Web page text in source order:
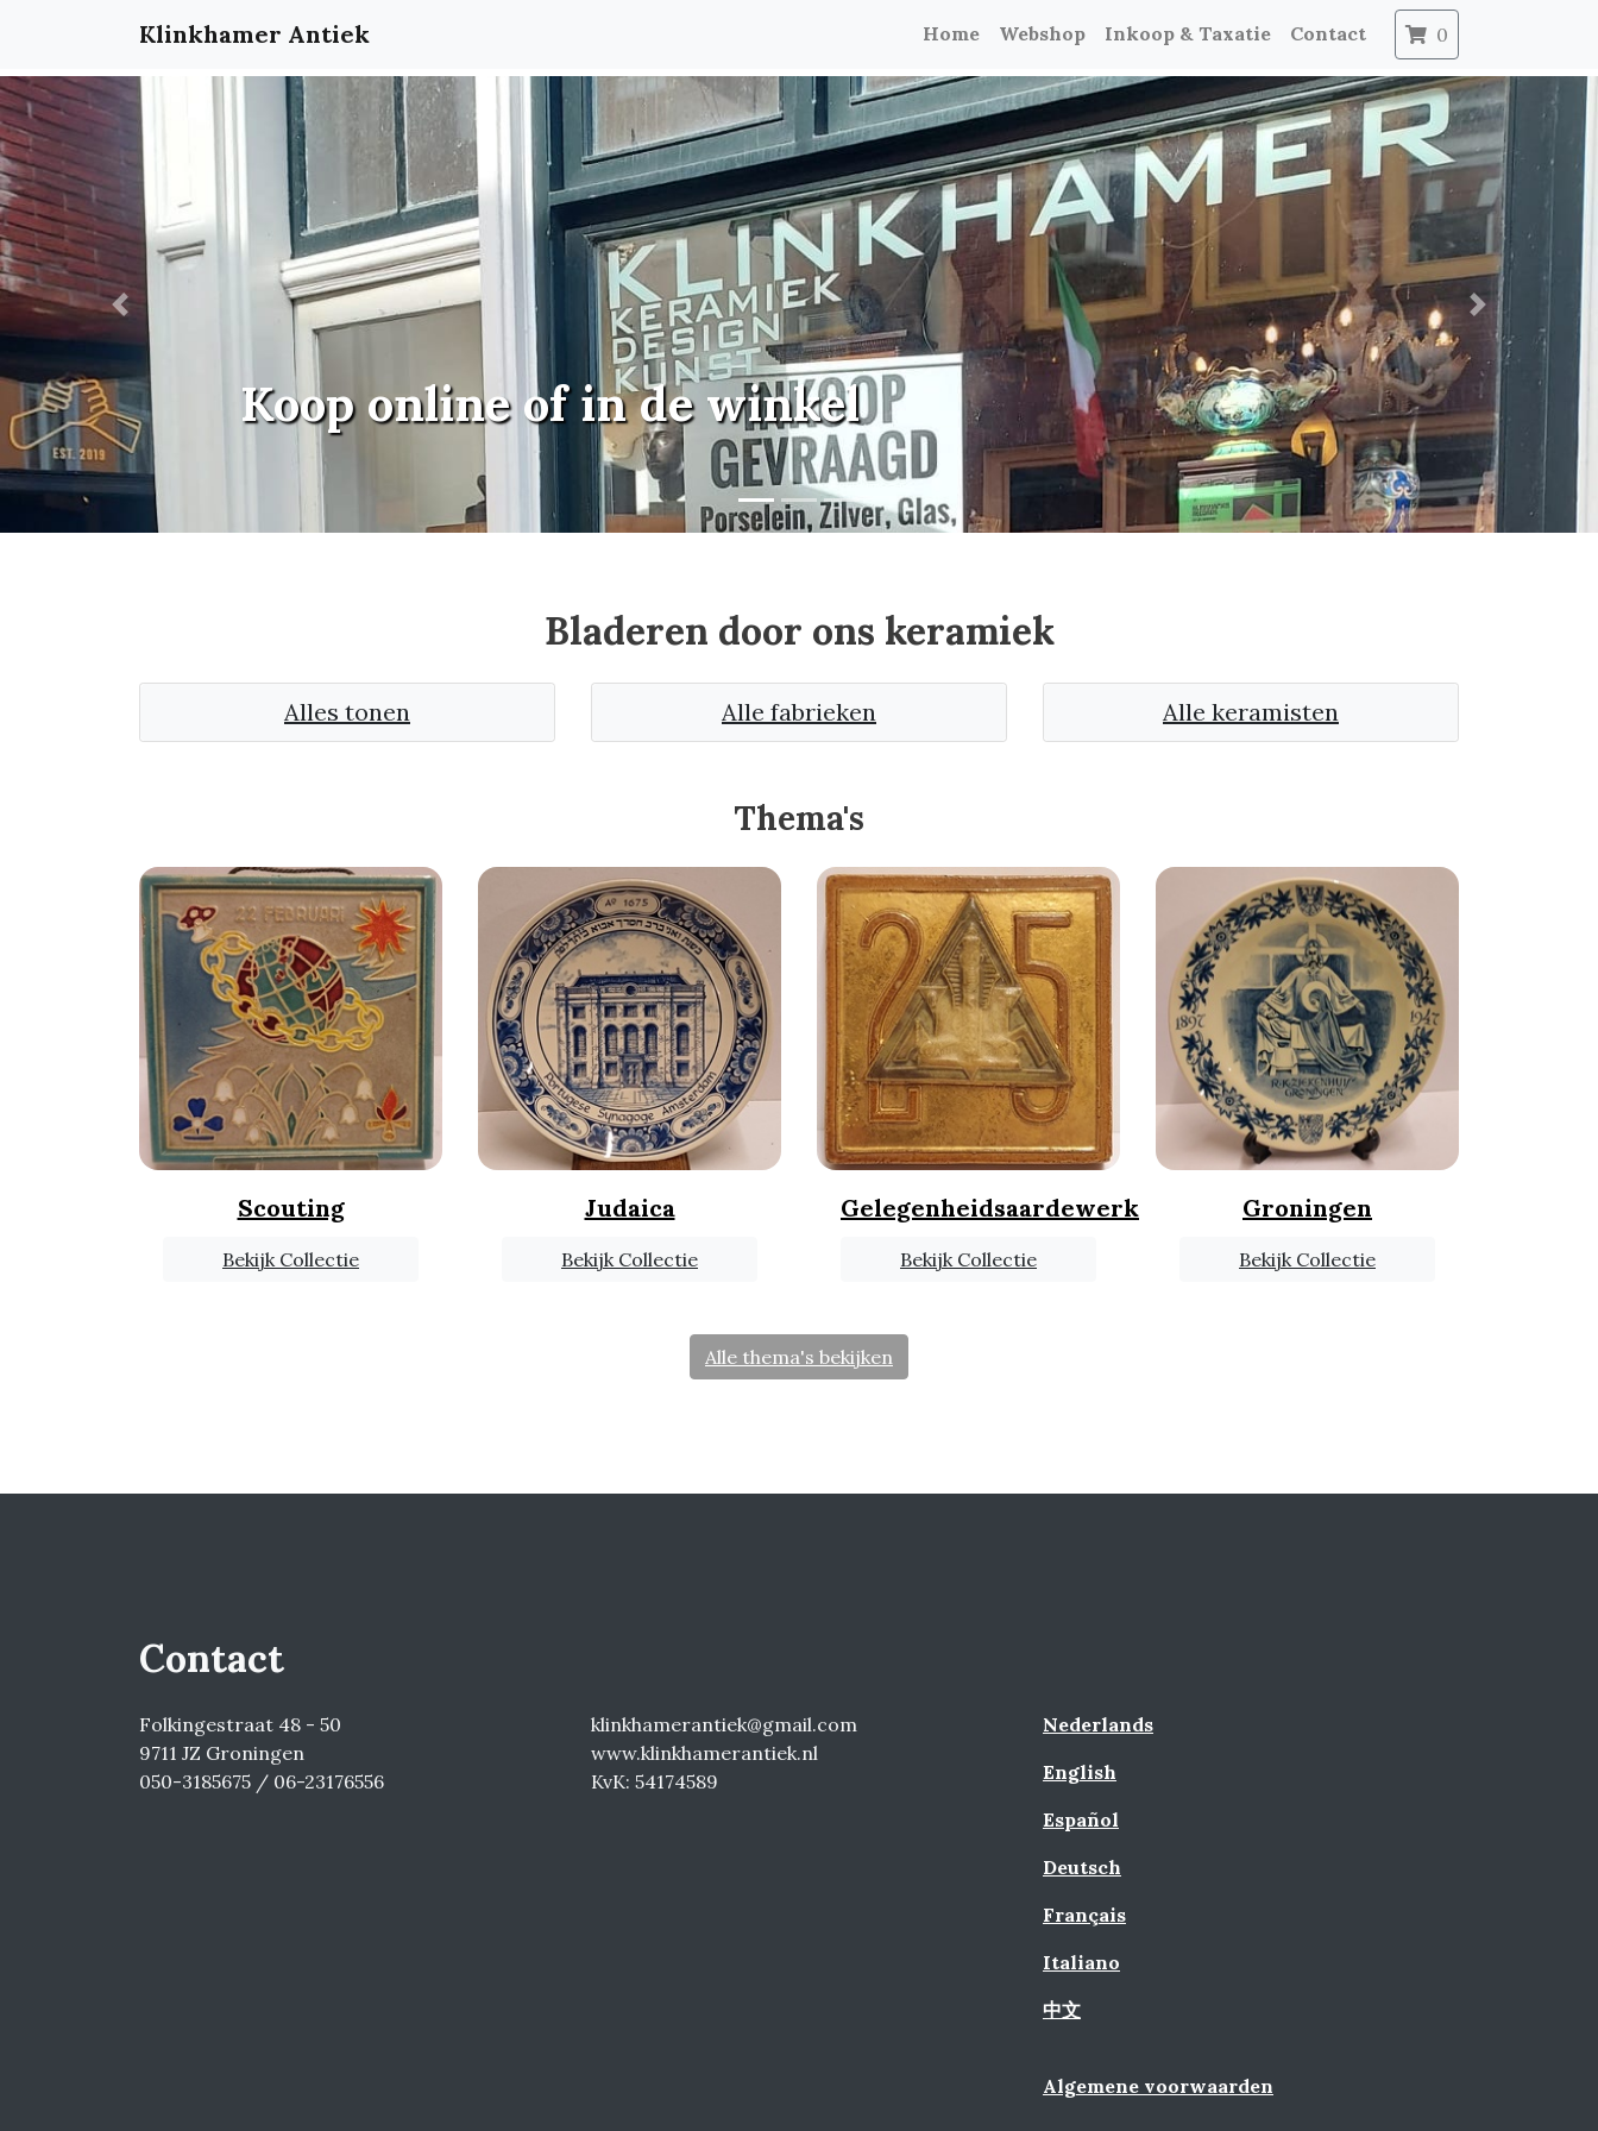
Klinkhamer Antiek Home Webshop Inkoop & Taxatie Contact 0
Koop online of in de winkel
Previous Next
Bladeren door ons keramiek
Alles tonen Alle fabrieken Alle keramisten
Thema's
Scouting
Bekijk Collectie
Judaica
Bekijk Collectie
Gelegenheidsaardewerk
Bekijk Collectie
Groningen
Bekijk Collectie
Alle thema's bekijken
Contact
Folkingestraat 48 - 50
9711 JZ Groningen
050-3185675 / 06-23176556
klinkhamerantiek@gmail.com
www.klinkhamerantiek.nl
KvK: 54174589
Nederlands
English
Español
Deutsch
Français
Italiano
中文
Algemene voorwaarden